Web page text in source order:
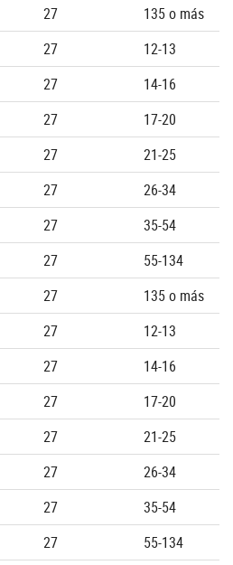
27
135 o más
27
12-13
27
14-16
27
17-20
27
21-25
27
26-34
27
35-54
27
55-134
27
135 o más
27
12-13
27
14-16
27
17-20
27
21-25
27
26-34
27
35-54
27
55-134